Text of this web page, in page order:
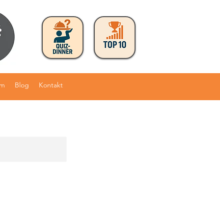
Blog Kontakt